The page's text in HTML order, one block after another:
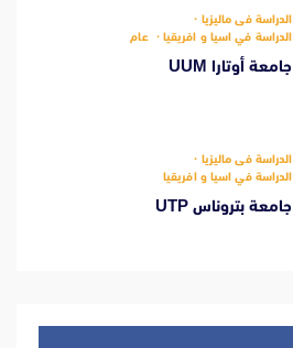
الدراسة فى ماليزيا
الدراسة في اسيا و افريقيا
عام
جامعة أوتارا UUM
الدراسة فى ماليزيا
الدراسة في اسيا و افريقيا
جامعة بتروناس UTP